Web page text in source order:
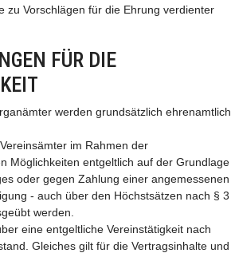
zu Vorschlägen für die Ehrung verdienter
FÜR DIE
werden grundsätzlich ehrenamtlich
im Rahmen der
Möglichkeiten entgeltlich auf der Grundlage
oder gegen Zahlung einer angemessenen
- auch über den Höchstsätzen nach § 3
werden.
eine entgeltliche Vereinstätigkeit nach
Gleiches gilt für die Vertragsinhalte und